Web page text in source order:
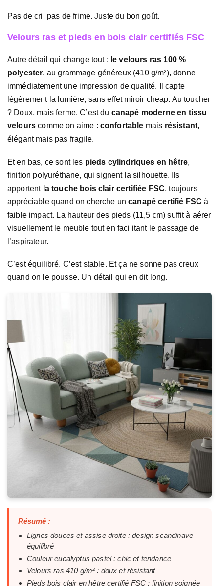
Pas de cri, pas de frime. Juste du bon goût.
Velours ras et pieds en bois clair certifiés FSC
Autre détail qui change tout : le velours ras 100 %
polyester, au grammage généreux (410 g/m²), donne
immédiatement une impression de qualité. Il capte
légèrement la lumière, sans effet miroir cheap. Au toucher
? Doux, mais ferme. C’est du canapé moderne en tissu
velours comme on aime : confortable mais résistant,
élégant mais pas fragile.
Et en bas, ce sont les pieds cylindriques en hêtre,
finition polyuréthane, qui signent la silhouette. Ils
apportent la touche bois clair certifiée FSC, toujours
appréciable quand on cherche uncanapé certifié FSC à
faible impact. La hauteur des pieds (11,5 cm) suffit à aérer
visuellement le meuble tout en facilitant le passage de
l’aspirateur.
C’est équilibré. C’est stable. Et ça ne sonne pas creux
quand on le pousse. Un détail qui en dit long.
Résumé :
Lignes douces et assise droite : design scandinave
équilibré
Couleur eucalyptus pastel : chic et tendance
Velours ras 410 g/m² : doux et résistant
Pieds bois clair en hêtre certifié FSC : finition soignée